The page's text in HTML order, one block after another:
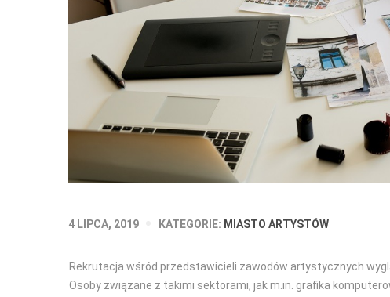
4 LIPCA, 2019 KATEGORIE: MIASTO ARTYSTÓW
Rekrutacja wśród przedstawicieli zawodów artystycznych
Osoby związane z takimi sektorami, jak m.in. grafika